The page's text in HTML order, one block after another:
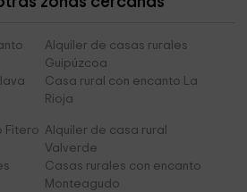
Alquiler de casas rurales
Guipúzcoa
Casa rural con encanto La
Rioja
Fitero Alquiler de casa rural
Valverde
Casas rurales con encanto
Monteagudo